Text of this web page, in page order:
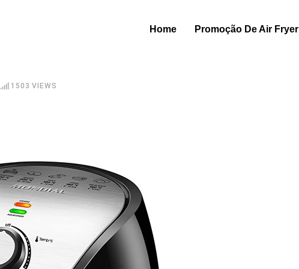
Home Promoção De Air Fryer
1503 VIEWS